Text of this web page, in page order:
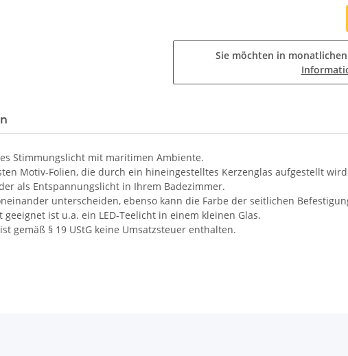
Sie möchten in
Stimmungslicht mit maritimen Ambiente.
Motiv-Folien, die durch ein hineingestelltes Kerzenglas aufgestellt
als Entspannungslicht in Ihrem Badezimmer.
unterscheiden, ebenso kann die Farbe der seitlichen
ist u.a. ein LED-Teelicht in einem kleinen Glas.
gemäß § 19 UStG keine Umsatzsteuer enthalten.